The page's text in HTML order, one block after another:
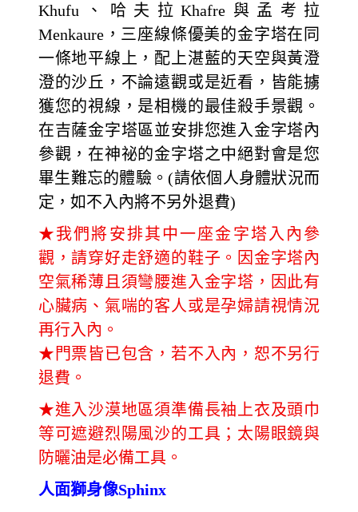
Khufu、哈夫拉Khafre與孟考拉
Menkaure，三座線條優美的金字塔在同
一條地平線上，配上湛藍的天空與黃澄
澄的沙丘，不論遠觀或是近看，皆能擄
獲您的視線，是相機的最佳殺手景觀。
在吉薩金字塔區並安排您進入金字塔內
參觀，在神祕的金字塔之中絕對會是您
畢生難忘的體驗。(請依個人身體狀況而
定，如不入內將不另外退費)
★我們將安排其中一座金字塔入內參
觀，請穿好走舒適的鞋子。因金字塔內
空氣稀薄且須彎腰進入金字塔，因此有
心臟病、氣喘的客人或是孕婦請視情況
再行入內。
★ 門票皆已包含，若不入內，恕不另行
退費。
★進入沙漠地區須準備長袖上衣及頭巾
等可遮避烈陽風沙的工具；太陽眼鏡與
防曬油是必備工具。
人面獅身像Sphinx